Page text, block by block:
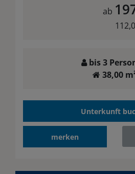
ab
bis 3
38,00
Unterkunft
merken